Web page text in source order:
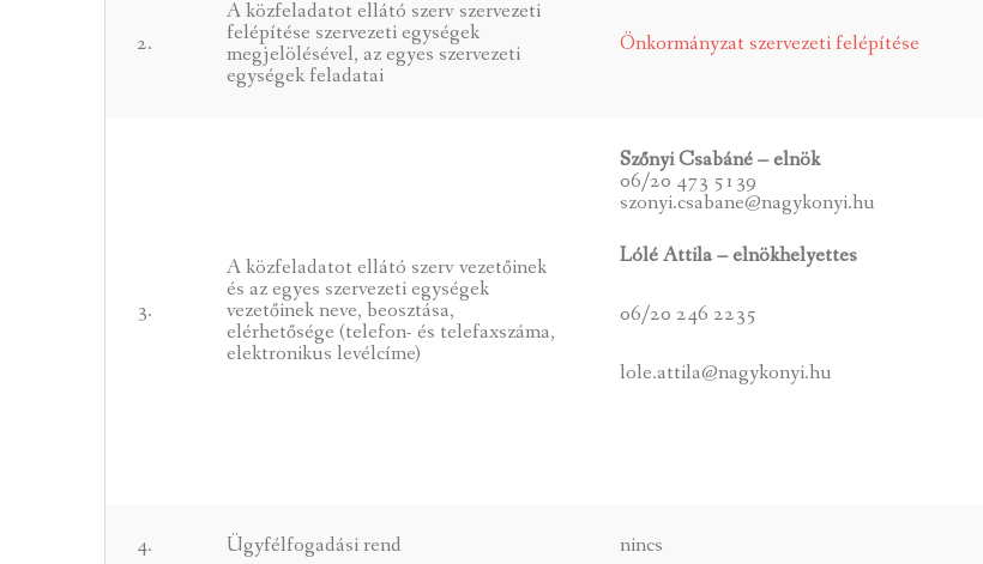
2.
A közfeladatot ellátó szerv szervezeti
felépítése szervezeti egységek
megjelölésével, az egyes szervezeti
egységek feladatai
Önkormányzat szervezeti felépítése
3.
A közfeladatot ellátó szerv vezetőinek
és az egyes szervezeti egységek
vezetőinek neve, beosztása,
elérhetősége (telefon- és telefaxszáma,
elektronikus levélcíme)
Szőnyi Csabáné – elnök
06/20 473 5139
szonyi.csabane@nagykonyi.hu
Lólé Attila – elnökhelyettes
06/20 246 2235
lole.attila@nagykonyi.hu
4. Ügyfélfogadási rend nincs